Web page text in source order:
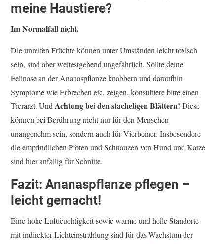
meine Haustiere?
Im Normalfall nicht.
Die unreifen Früchte können unter Umständen leicht toxisch
sein, sind aber weitestgehend ungefährlich. Sollte deine
Fellnase an der Ananaspflanze knabbern und daraufhin
Symptome wie Erbrechen etc. zeigen, konsultiere bitte einen
Tierarzt. Und Achtung bei den stacheligen Blättern! Diese
können bei Berührung nicht nur für den Menschen
unangenehm sein, sondern auch für Vierbeiner. Insbesondere
die empfindlichen Pfoten und Schnauzen von Hund und Katze
sind hier anfällig für Schnitte.
Fazit: Ananaspflanze pflegen –
leicht gemacht!
Eine hohe Luftfeuchtigkeit sowie warme und helle Standorte
mit indirekter Lichteinstrahlung sind für das Wachstum der